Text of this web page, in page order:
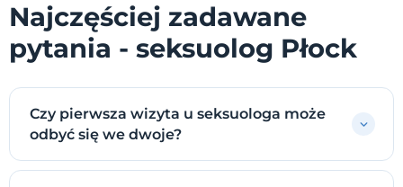
Najczęściej zadawane
pytania - seksuolog Płock
Czy pierwsza wizyta u seksuologa może
odbyć się we dwoje?